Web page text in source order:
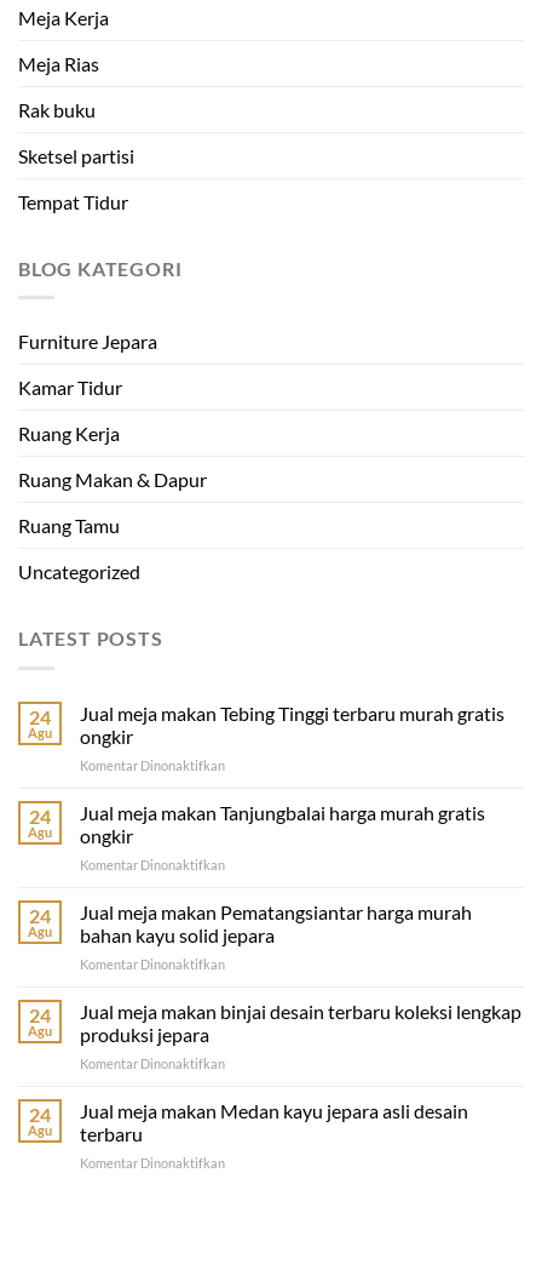
Meja Kerja
Meja Rias
Rak buku
Sketsel partisi
Tempat Tidur
BLOG KATEGORI
Furniture Jepara
Kamar Tidur
Ruang Kerja
Ruang Makan & Dapur
Ruang Tamu
Uncategorized
LATEST POSTS
24
Agu
Jual meja makan Tebing Tinggi terbaru murah gratis
ongkir
Komentar Dinonaktifkanpada
meja
makan
Tinggi
murah
gratis
ongkir
24
Agu
Jual meja makan Tanjungbalai harga murah gratis
ongkir
Komentar Dinonaktifkanpada
meja
makan
Tanjungbalai
harga
gratis
ongkir
24
Agu
Jual meja makan Pematangsiantar harga murah
bahan kayu solid jepara
Komentar Dinonaktifkanpada
meja
makan
harga
bahan
jepara
24
Agu
Jual meja makan binjai desain terbaru koleksi lengkap
produksi jepara
Komentar Dinonaktifkanpada
meja
makan
desain
24
Agu
Jual meja makan Medan kayu jepara asli desain
terbaru
Komentar Dinonaktifkanpada